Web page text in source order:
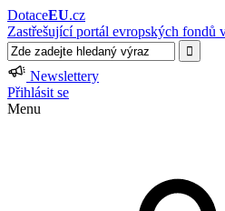
DotaceEU.cz
Zastřešující portál evropských fondů
Newslettery
Přihlásit se
Menu